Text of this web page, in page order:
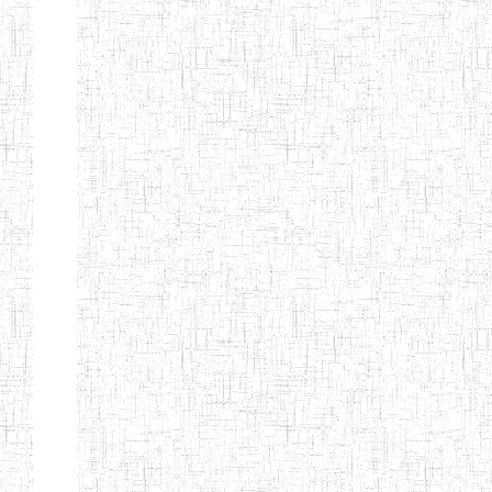
Etablissements
d'enseignement
secondaire
technique
et
professionnel
ESTP
Etablissements